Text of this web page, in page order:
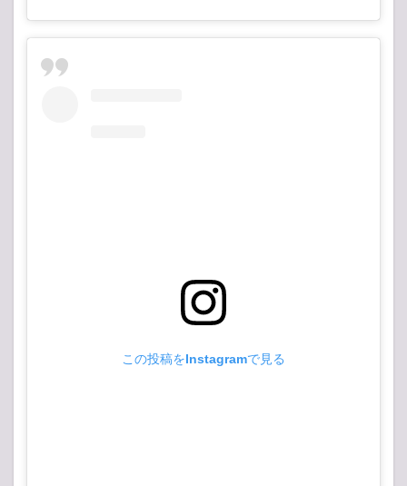
この投稿をInstagramで見る